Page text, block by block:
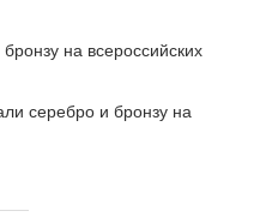
на всероссийских
серебро и бронзу на